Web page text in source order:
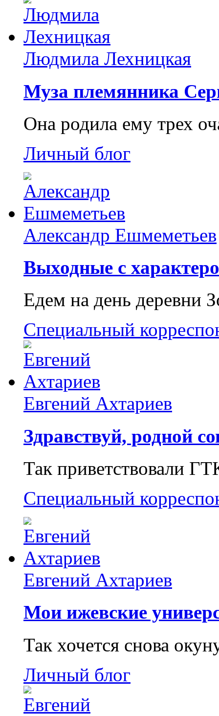
Людмила Лехницкая
Муза племянника
Она родила ему трех
Личный блог
Александр Ешмеметьев
Выходные с
Едем на день деревни
Специальный
Евгений Ахтариев
Здравствуй, родной
Так приветствовали
Специальный
Евгений Ахтариев
Мои ижевские
Так хочется снова
Личный блог